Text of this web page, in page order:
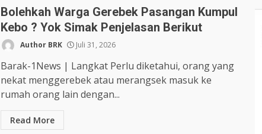
Bolehkah Warga Gerebek Pasangan Kumpul
Kebo ? Yok Simak Penjelasan Berikut
Author BRK Juli 31, 2026
Barak-1News | Langkat Perlu diketahui, orang yang
nekat menggerebek atau merangsek masuk ke
rumah orang lain dengan...
Read More